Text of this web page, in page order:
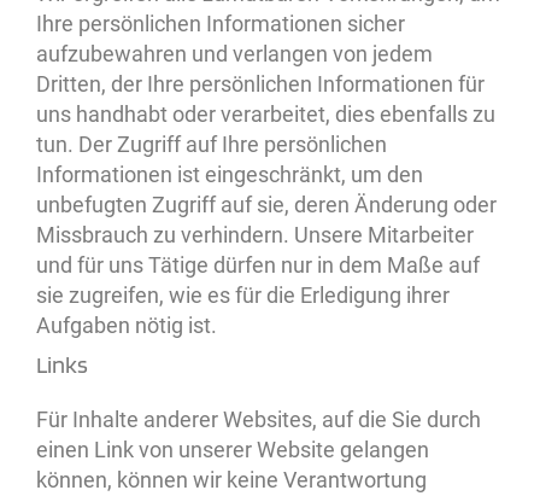
Ihre persönlichen Informationen sicher
aufzubewahren und verlangen von jedem
Dritten, der Ihre persönlichen Informationen für
uns handhabt oder verarbeitet, dies ebenfalls zu
tun. Der Zugriff auf Ihre persönlichen
Informationen ist eingeschränkt, um den
unbefugten Zugriff auf sie, deren Änderung oder
Missbrauch zu verhindern. Unsere Mitarbeiter
und für uns Tätige dürfen nur in dem Maße auf
sie zugreifen, wie es für die Erledigung ihrer
Aufgaben nötig ist.
Links
Für Inhalte anderer Websites, auf die Sie durch
einen Link von unserer Website gelangen
können, können wir keine Verantwortung